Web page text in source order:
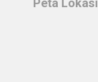
Peta Lokasi